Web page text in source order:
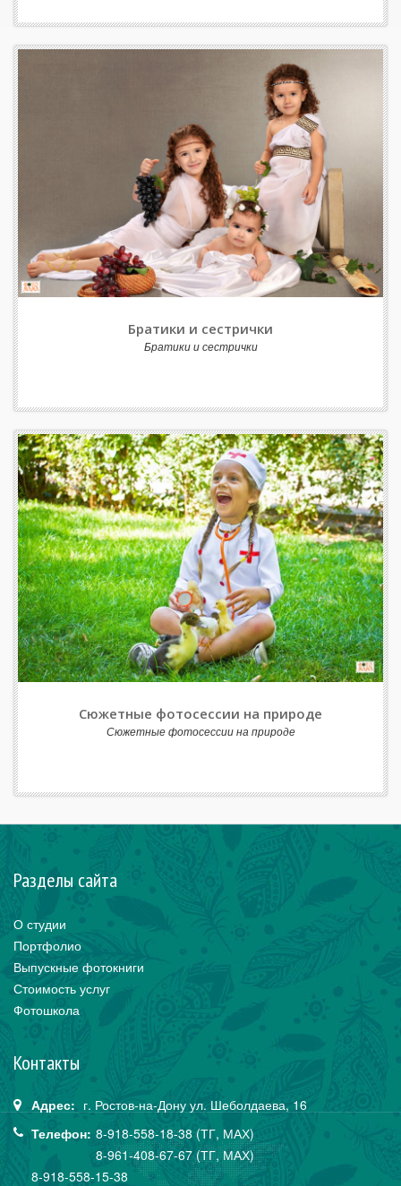
Братики и сестрички
Братики и сестрички
Сюжетные фотосессии на природе
Сюжетные фотосессии на природе
Разделы сайта
О студии
Портфолио
Выпускные фотокниги
Стоимость услуг
Фотошкола
Контакты
Адрес: г. Ростов-на-Дону ул. Шеболдаева, 16
Телефон: 8-918-558-18-38 (ТГ, МАХ)
8-961-408-67-67 (ТГ, МАХ)
8-918-558-15-38